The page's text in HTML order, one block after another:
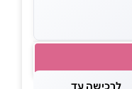
לרכישה עד